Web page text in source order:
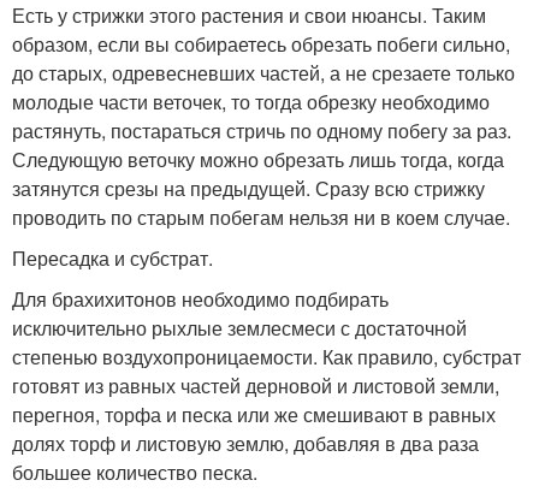
Есть у стрижки этого растения и свои нюансы. Таким
образом, если вы собираетесь обрезать побеги сильно,
до старых, одревесневших частей, а не срезаете только
молодые части веточек, то тогда обрезку необходимо
растянуть, постараться стричь по одному побегу за раз.
Следующую веточку можно обрезать лишь тогда, когда
затянутся срезы на предыдущей. Сразу всю стрижку
проводить по старым побегам нельзя ни в коем случае.
Пересадка и субстрат.
Для брахихитонов необходимо подбирать
исключительно рыхлые землесмеси с достаточной
степенью воздухопроницаемости. Как правило, субстрат
готовят из равных частей дерновой и листовой земли,
перегноя, торфа и песка или же смешивают в равных
долях торф и листовую землю, добавляя в два раза
большее количество песка.